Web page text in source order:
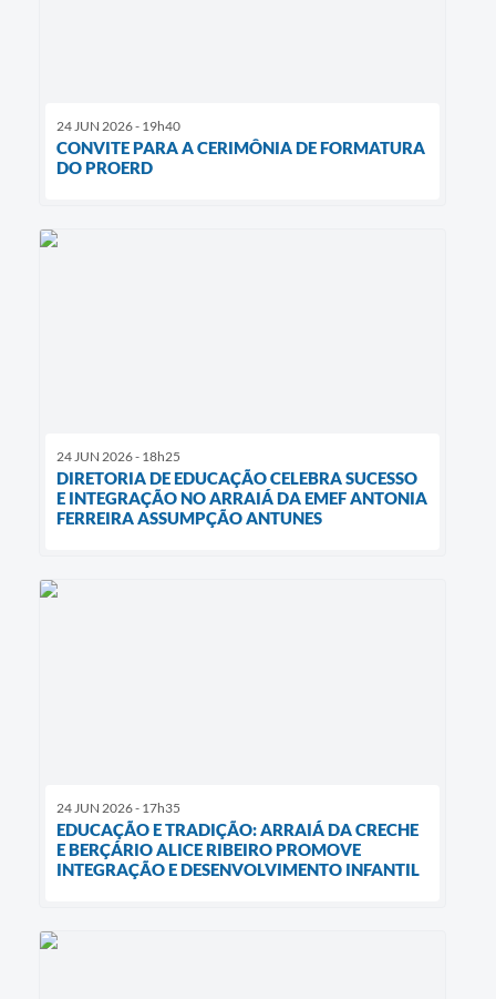
24 JUN 2026 - 19h40
CONVITE PARA A CERIMÔNIA DE FORMATURA
DO PROERD
24 JUN 2026 - 18h25
DIRETORIA DE EDUCAÇÃO CELEBRA SUCESSO
E INTEGRAÇÃO NO ARRAIÁ DA EMEF ANTONIA
FERREIRA ASSUMPÇÃO ANTUNES
24 JUN 2026 - 17h35
EDUCAÇÃO E TRADIÇÃO: ARRAIÁ DA CRECHE
E BERÇÁRIO ALICE RIBEIRO PROMOVE
INTEGRAÇÃO E DESENVOLVIMENTO INFANTIL